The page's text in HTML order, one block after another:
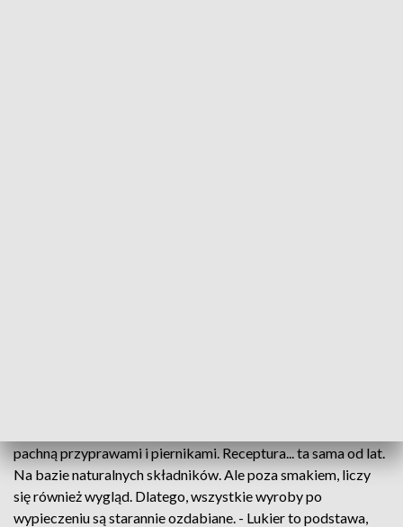
pachną przyprawami i piernikami. Receptura... ta sama od lat.
Na bazie naturalnych składników. Ale poza smakiem, liczy
się również wygląd. Dlatego, wszystkie wyroby po
wypieczeniu są starannie ozdabiane. - Lukier to podstawa,